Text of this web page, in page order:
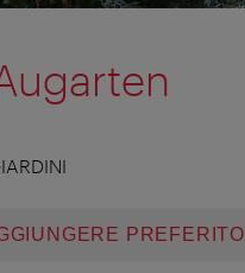
PREFERITO